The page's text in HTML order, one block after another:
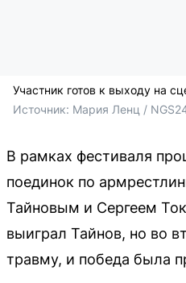
Участник готов к выходу на
Источник: Мария Ленц /
В рамках фестиваля
поединок по
Тайновым и Сергеем
выиграл Тайнов, но во
травму, и победа была